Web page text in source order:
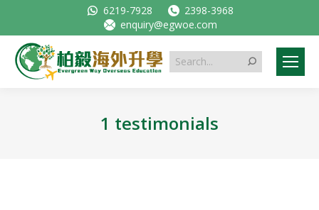
6219-7928
2398-3968
enquiry@egwoe.com
Search:
1 testimonials